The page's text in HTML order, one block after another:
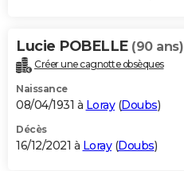
Lucie POBELLE (90 ans)
Créer une cagnotte obsèques
Naissance
08/04/1931 à Loray(Doubs)
Décès
16/12/2021 à Loray(Doubs)